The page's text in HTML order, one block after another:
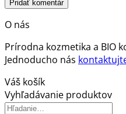
O nás
Prírodna kozmetika a BIO
Jednoducho nás
Váš košík
Vyhľadávanie produktov
Hľadať: